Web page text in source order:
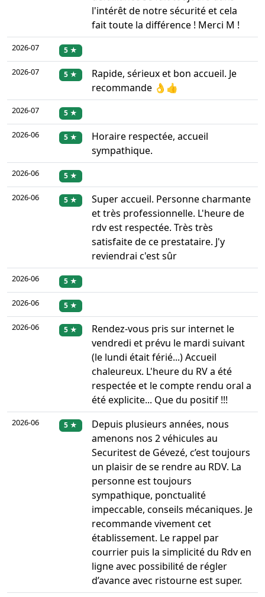
l'intérêt de notre sécurité et cela
fait toute la différence ! Merci M !
2026-07 5 ★
2026-07 5 ★
Rapide, sérieux et bon accueil. Je
recommande 👌👍
2026-07 5 ★
2026-06 5 ★
Horaire respectée, accueil
sympathique.
2026-06 5 ★
2026-06 5 ★
Super accueil. Personne charmante
et très professionnelle. L'heure de
rdv est respectée. Très très
satisfaite de ce prestataire. J'y
reviendrai c'est sûr
2026-06 5 ★
2026-06 5 ★
2026-06 5 ★
Rendez-vous pris sur internet le
vendredi et prévu le mardi suivant
(le lundi était férié...) Accueil
chaleureux. L'heure du RV a été
respectée et le compte rendu oral a
été explicite... Que du positif !!!
2026-06 5 ★
Depuis plusieurs années, nous
amenons nos 2 véhicules au
Securitest de Gévezé, c’est toujours
un plaisir de se rendre au RDV. La
personne est toujours
sympathique, ponctualité
impeccable, conseils mécaniques. Je
recommande vivement cet
établissement. Le rappel par
courrier puis la simplicité du Rdv en
ligne avec possibilité de régler
d’avance avec ristourne est super.